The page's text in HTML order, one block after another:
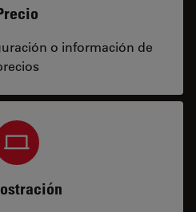
o información de